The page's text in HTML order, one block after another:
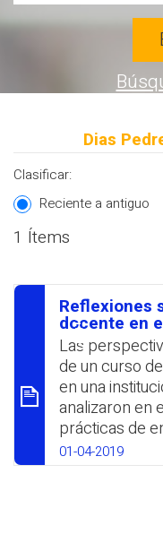
Dias
Clasificar:
Reciente a antiguo
1 Ítems
סיכום
Reflexiones
docente en
Las
de un curso
en una
analizaron en
prácticas de
desarrollo de
propuesta se
01-04-2019